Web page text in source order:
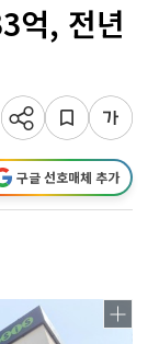
억, 전년
구글 선호매체 추가